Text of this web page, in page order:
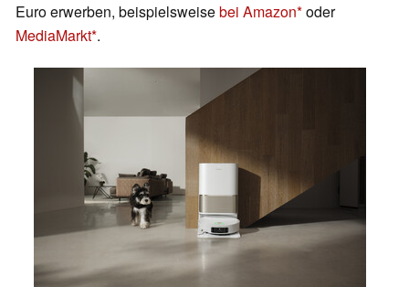
Euro erwerben, beispielsweisebei Amazon oder
MediaMarkt .